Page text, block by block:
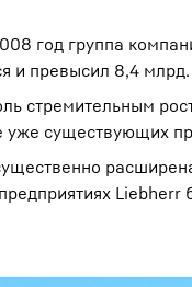
год группа
и превысил 8,4
стремительным
уже существующих